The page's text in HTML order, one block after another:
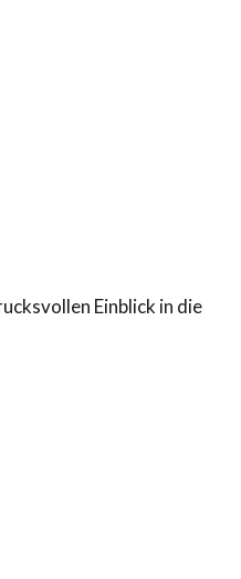
Einblick in die